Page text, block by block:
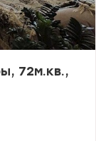
72м.кв.,